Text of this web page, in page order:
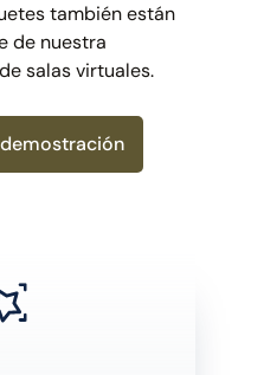
también están
de nuestra
salas virtuales.